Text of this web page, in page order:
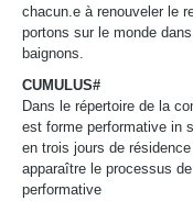
chacun.e à renouveler le
portons sur le monde
baignons.
CUMULUS#
Dans le répertoire de la
est forme performative in
en trois jours de
apparaître le processus
performative